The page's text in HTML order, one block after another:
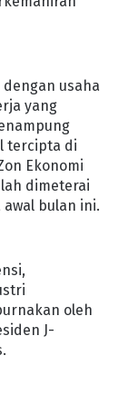
usaha
yang
tercipta di
Ekonomi
dimeterai
awal bulan ini.
oleh
J-